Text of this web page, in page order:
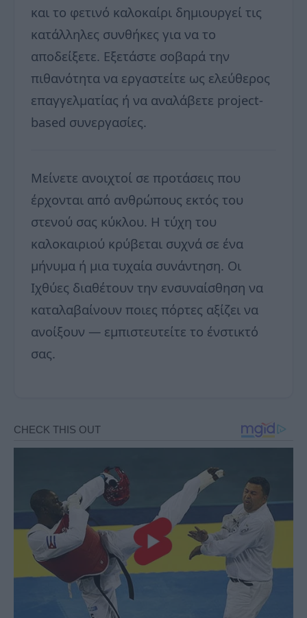
και το φετινό καλοκαίρι δημιουργεί τις
κατάλληλες συνθήκες για να το
αποδείξετε. Εξετάστε σοβαρά την
πιθανότητα να εργαστείτε ως ελεύθερος
επαγγελματίας ή να αναλάβετε project-
based συνεργασίες.
Μείνετε ανοιχτοί σε προτάσεις που
έρχονται από ανθρώπους εκτός του
στενού σας κύκλου. Η τύχη του
καλοκαιριού κρύβεται συχνά σε ένα
μήνυμα ή μια τυχαία συνάντηση. Οι
Ιχθύες διαθέτουν την ενσυναίσθηση να
καταλαβαίνουν ποιες πόρτες αξίζει να
ανοίξουν — εμπιστευτείτε το ένστικτό
σας.